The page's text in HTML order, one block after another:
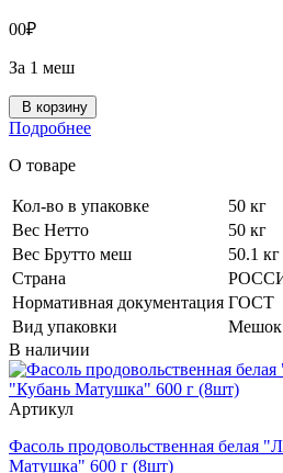
00₽
За 1 меш
В корзину
Подробнее
О товаре
Кол-во в упаковке
50 кг
Вес Нетто
50 кг
Вес Брутто меш
50.1 кг
Страна
Нормативная документация ГОСТ
Вид упаковки
Мешок
В наличии
Артикул
Фасоль продовольственная
Матушка" 600 г (8шт)